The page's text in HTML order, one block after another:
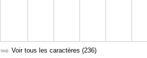
➥ Voir tous les caractères (236)